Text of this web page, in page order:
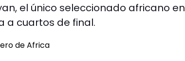
el único seleccionado africano en
a cuartos de final.